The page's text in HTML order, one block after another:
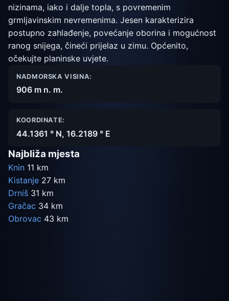
nizinama, iako i dalje topla, s povremenim
grmljavinskim nevremenima. Jesen karakterizira
postupno zahlađenje, povećanje oborina i mogućnost
ranog snijega, čineći prijelaz u zimu. Općenito,
očekujte planinske uvjete.
NADMORSKA VISINA:
906 m n. m.
KOORDINATE:
44.1361 ° N, 16.2189 ° E
Najbliža mjesta
Knin 11 km
Kistanje 27 km
Drniš 31 km
Gračac 34 km
Obrovac 43 km